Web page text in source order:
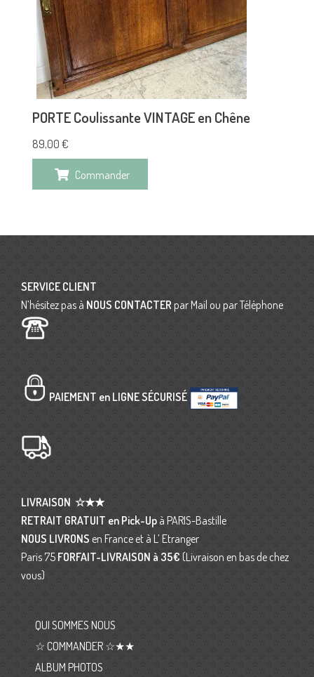
PORTE Coulissante VINTAGE en Chêne
89,00 €
Commander
SERVICE CLIENT
N’hésitez pas à NOUS CONTACTER par Mail ou par Téléphone
PAIEMENT en LIGNE SÉCURISÉ
LIVRAISON ☆★★
RETRAIT GRATUIT en Pick-Up à PARIS-Bastille
NOUS LIVRONS en France et à L’ Etranger
Paris 75 FORFAIT-LIVRAISON à 35€ (Livraison en bas de chez
vous)
QUI SOMMES NOUS
☆ COMMANDER ☆★★
ALBUM PHOTOS